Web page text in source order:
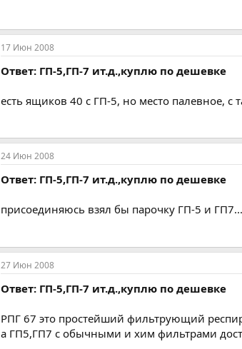
17 Июн 2008
Ответ: ГП-5,ГП-7 ит.д.,куплю по дешевке
есть ящиков 40 с ГП-5, но место палевное, с
24 Июн 2008
Ответ: ГП-5,ГП-7 ит.д.,куплю по дешевке
присоединяюсь взял бы парочку ГП-5 и ГП7...
27 Июн 2008
Ответ: ГП-5,ГП-7 ит.д.,куплю по дешевке
РПГ 67 это простейший фильтрующий
а ГП5,ГП7 с обычными и хим фильтрами